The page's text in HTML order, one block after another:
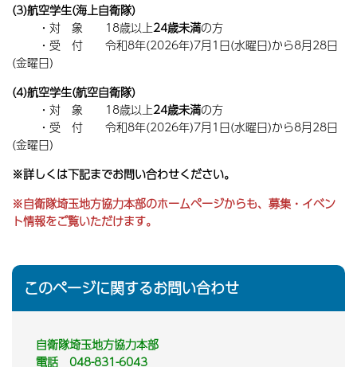
(3)航空学生(海上自衛隊)
・対 象 18歳以上24歳未満の方
・受 付 令和8年(2026年)7月1日(水曜日)から8月28日
(金曜日)
(4)航空学生(航空自衛隊)
・対 象 18歳以上24歳未満の方
・受 付 令和8年(2026年)7月1日(水曜日)から8月28日
(金曜日)
※詳しくは下記までお問い合わせください。
※自衛隊埼玉地方協力本部のホームページからも、募集・イベン
ト情報をご覧いただけます。
このページに関するお問い合わせ
自衛隊埼玉地方協力本部
電話 048-831-6043